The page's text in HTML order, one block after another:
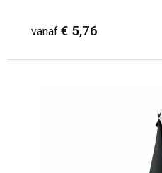
vanaf € 5,76
Minimale afname: 1